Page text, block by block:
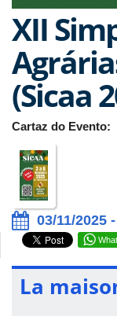
XII
(Sicaa
Cartaz do Evento:
03/11/2025
La